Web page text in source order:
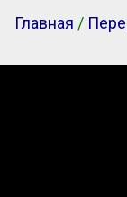
Главная /